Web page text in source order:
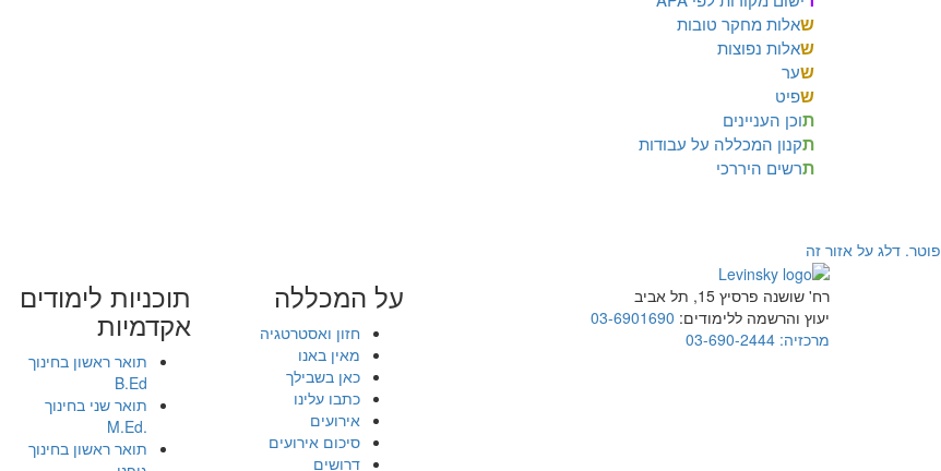
שאלות מחקר טובות
שאלות נפוצות
שער
שפיט
תוכן העניינים
תקנון המכללה על עבודות
תרשים היררכי
פוטר. דלג על אזור זה
רח' שושנה פרסיץ 15, תל אביב
יעוץ והרשמה ללימודים: 03-6901690
מרכזיה: 03-690-2444
על המכללה
חזון ואסטרטגיה
מאין באנו
כאן בשבילך
כתבו עלינו
אירועים
סיכום אירועים
דרושים
תוכניות לימודים
אקדמיות
תואר ראשון בחינוך
B.Ed
תואר שני בחינוך
.M.Ed
תואר ראשון בחינוך